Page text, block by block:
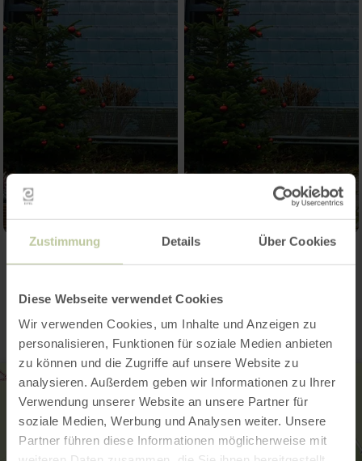
Zustimmung Details Über Cookies
Diese Webseite verwendet Cookies
Wir verwenden Cookies, um Inhalte und Anzeigen zu
personalisieren, Funktionen für soziale Medien anbieten
zu können und die Zugriffe auf unsere Website zu
analysieren. Außerdem geben wir Informationen zu Ihrer
Verwendung unserer Website an unsere Partner für
soziale Medien, Werbung und Analysen weiter. Unsere
Partner führen diese Informationen möglicherweise mit
Contact